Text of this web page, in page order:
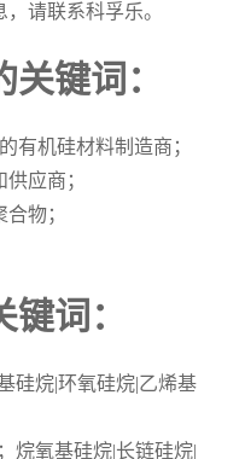
请联系科孚乐。
键词：
有机硅材料制造商；
应商；
物；
词：
硅烷|环氧硅烷|乙烯基
烷氧基硅烷|长链硅烷|